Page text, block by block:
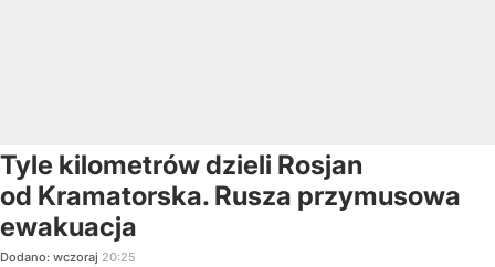
Tyle kilometrów dzieli Rosjan
od Kramatorska. Rusza przymusowa
ewakuacja
Dodano: wczoraj 20:25